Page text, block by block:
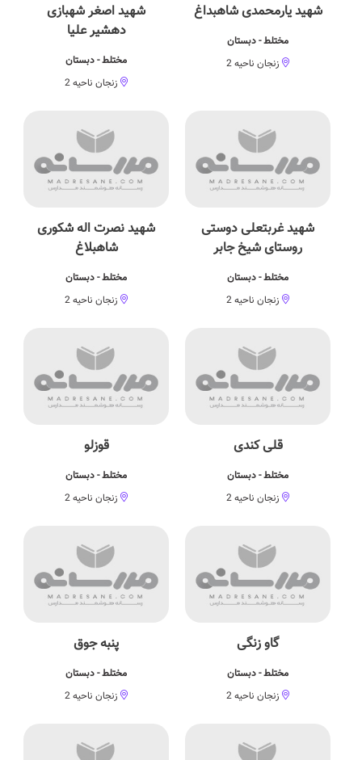
شهید یارمحمدی شاهبداغ
مختلط - دبستان
زنجان ناحیه 2
شهید اصغر شهبازی
دهشیر علیا
مختلط - دبستان
زنجان ناحیه 2
شهید غربتعلی دوستی
روستای شیخ جابر
مختلط - دبستان
زنجان ناحیه 2
شهید نصرت اله شکوری
شاهبلاغ
مختلط - دبستان
زنجان ناحیه 2
قلی کندی
مختلط - دبستان
زنجان ناحیه 2
قوزلو
مختلط - دبستان
زنجان ناحیه 2
گاو زنگی
مختلط - دبستان
زنجان ناحیه 2
پنبه جوق
مختلط - دبستان
زنجان ناحیه 2